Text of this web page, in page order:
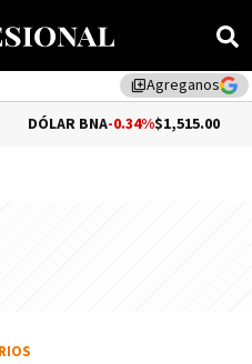
library_addAgreganos
-0.34%$1,515.00